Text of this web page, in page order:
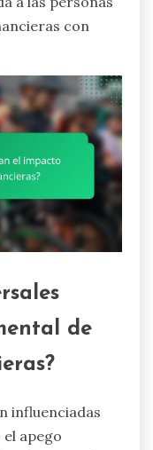
con
de
influenciadas
apego